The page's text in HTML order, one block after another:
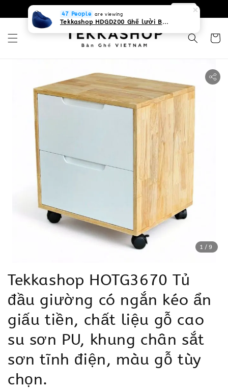
0931268840 Liên hệ với chúng tôi
1 /9
Tekkashop HOTG3670 Tủ
đầu giường có ngắn kéo ẩn
giấu tiền, chất liệu gỗ cao
su sơn PU, khung chân sắt
sơn tĩnh điện, màu gỗ tùy
chọn.
47 People are viewing
Tekkashop HDGD200 Ghế lười Beanbag form truyền thống, chất liệu Olefin canvas kháng nước, màu xanh biển, có thể sử dụng trong nhà và cả ngoài trời, có quai xách